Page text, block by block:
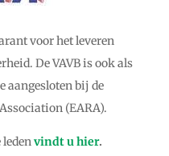
voor het leveren
De VAVB is ook als
aangesloten bij de
(EARA).
ledenvindt u hier.